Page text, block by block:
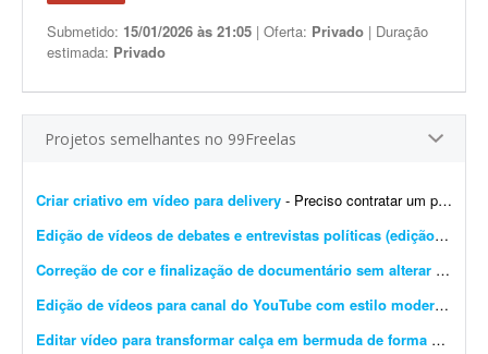
Submetido: 15/01/2026 às 21:05 | Oferta: Privado | Duração
estimada: Privado
Projetos semelhantes no 99Freelas
Criar criativo em vídeo para delivery - Preciso contratar um profissional para editar e/ou produzir um criativo em vídeo para tráfego pago (Instagram/Facebook), focado em delivery de espetinho, marmitinhas e pão de a...
Edição de vídeos de debates e entrevistas políticas (edição simples)
Correção de cor e finalização de documentário sem alterar narrativa
Edição de vídeos para canal do YouTube com estilo moderno
Editar vídeo para transformar calça em bermuda de forma natural